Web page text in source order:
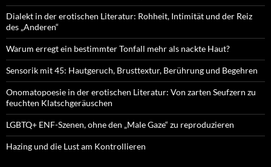
Dialekt in der erotischen Literatur: Rohheit, Intimität und der Reiz
des „Anderen“
Warum erregt ein bestimmter Tonfall mehr als nackte Haut?
Sensorik mit 45: Hautgeruch, Brusttextur, Berührung und Begehren
Onomatopoesie in der erotischen Literatur: Von zarten Seufzern zu
feuchten Klatschgeräuschen
LGBTQ+ ENF-Szenen, ohne den „Male Gaze“ zu reproduzieren
Hazing und die Lust am Kontrollieren